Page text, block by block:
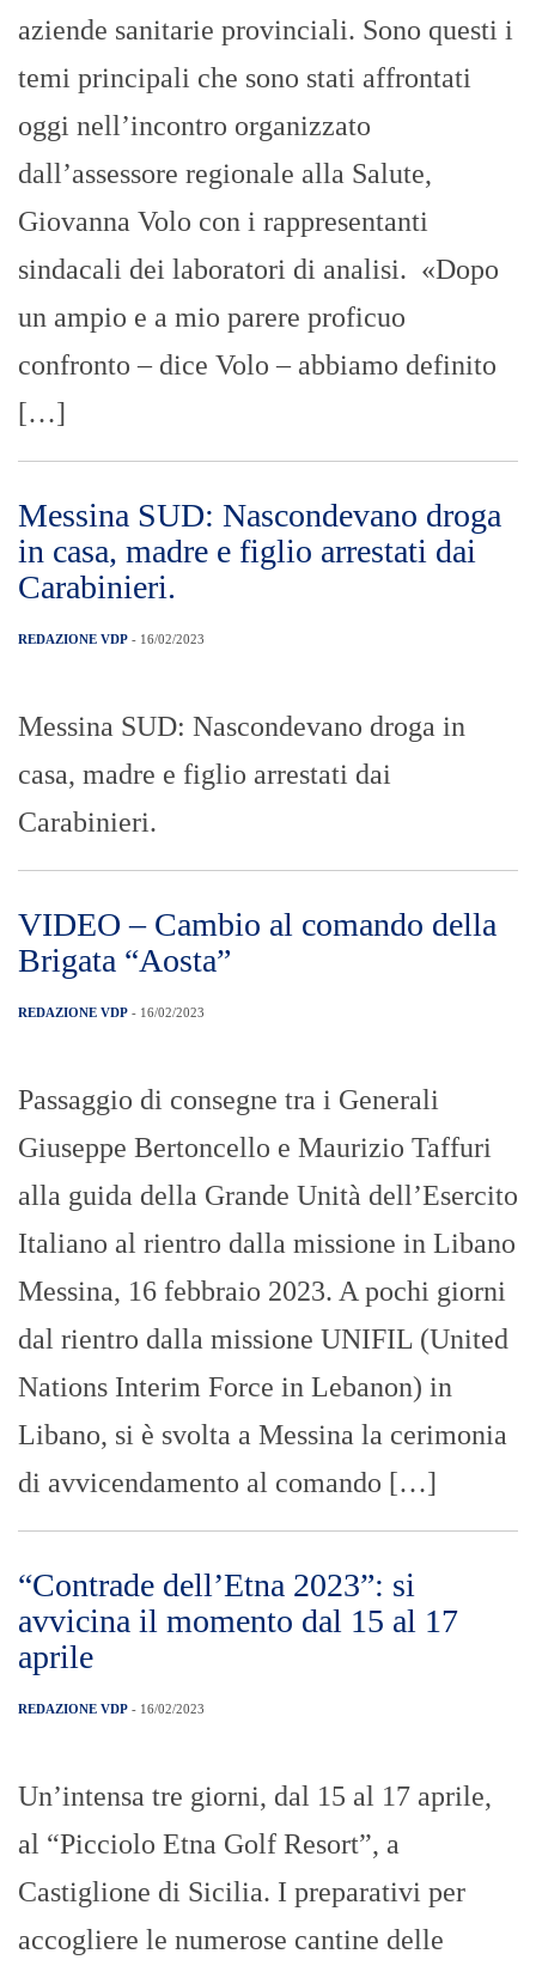
aziende sanitarie provinciali. Sono questi i
temi principali che sono stati affrontati
oggi nell’incontro organizzato
dall’assessore regionale alla Salute,
Giovanna Volo con i rappresentanti
sindacali dei laboratori di analisi. «Dopo
un ampio e a mio parere proficuo
confronto – dice Volo – abbiamo definito
[…]
Messina SUD: Nascondevano droga
in casa, madre e figlio arrestati dai
Carabinieri.
REDAZIONE VDP - 16/02/2023
Messina SUD: Nascondevano droga in
casa, madre e figlio arrestati dai
Carabinieri.
VIDEO – Cambio al comando della
Brigata “Aosta”
REDAZIONE VDP - 16/02/2023
Passaggio di consegne tra i Generali
Giuseppe Bertoncello e Maurizio Taffuri
alla guida della Grande Unità dell’Esercito
Italiano al rientro dalla missione in Libano
Messina, 16 febbraio 2023. A pochi giorni
dal rientro dalla missione UNIFIL (United
Nations Interim Force in Lebanon) in
Libano, si è svolta a Messina la cerimonia
di avvicendamento al comando […]
“Contrade dell’Etna 2023”: si
avvicina il momento dal 15 al 17
aprile
REDAZIONE VDP - 16/02/2023
Un’intensa tre giorni, dal 15 al 17 aprile,
al “Picciolo Etna Golf Resort”, a
Castiglione di Sicilia. I preparativi per
accogliere le numerose cantine delle